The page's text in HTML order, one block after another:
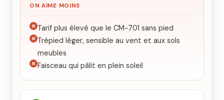
ON AIME MOINS
Tarif plus élevé que le CM-701 sans pied
Trépied léger, sensible au vent et aux sols
meubles
Faisceau qui pâlit en plein soleil